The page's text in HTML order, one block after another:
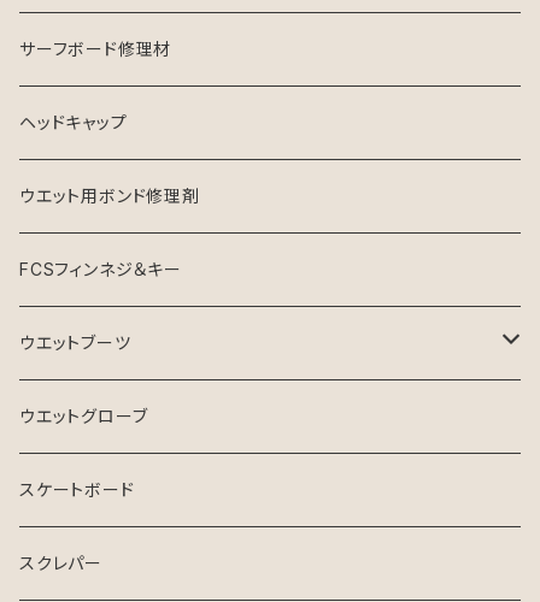
ソフナー
サーフボード修理材
ヘッドキャップ
ウエット用ボンド修理剤
FCSフィンネジ＆キー
ウエットブーツ
リーフブーツ
ウエットグローブ
スケートボード
スクレパー